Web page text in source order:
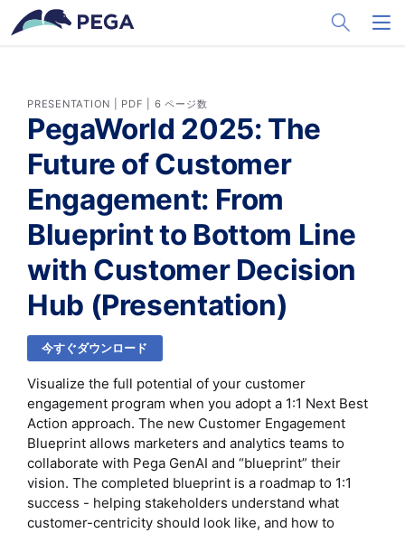
メインコンテンツに飛ぶ
Toggle
PRESENTATION | PDF | 6 ページ数
PegaWorld 2025: The
Future of Customer
Engagement: From
Blueprint to Bottom Line
with Customer Decision
Hub (Presentation)
今すぐダウンロード
Visualize the full potential of your customer
engagement program when you adopt a 1:1 Next Best
Action approach. The new Customer Engagement
Blueprint allows marketers and analytics teams to
collaborate with Pega GenAI and “blueprint” their
vision. The completed blueprint is a roadmap to 1:1
success - helping stakeholders understand what
customer-centricity should look like, and how to